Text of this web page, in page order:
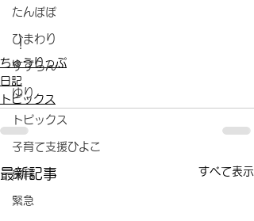
たんぽぽ
ひまわり
すずらん
ゆり
トピックス
子育て支援ひよこ
食育
緊急
！
ちゅうりっぷ
日記
トピックス
最新記事 すべて表示